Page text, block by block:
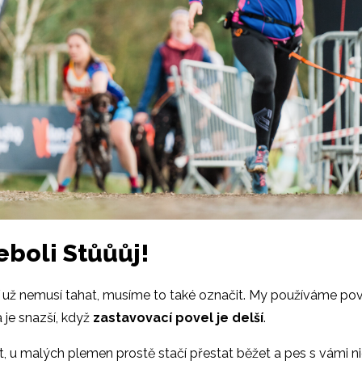
Stůůůj!
nemusí tahat, musíme to také označit. My používáme
snazší, když zastavovací povel je delší.
u malých plemen prostě stačí přestat běžet a pes s vámi